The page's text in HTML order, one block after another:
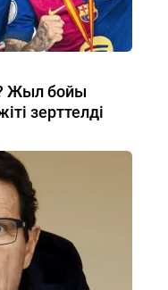
Жыл бойы
зерттелді